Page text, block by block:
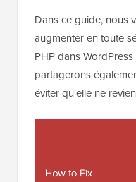
Dans ce guide, nous
augmenter en toute
PHP dans
partagerons
éviter qu'elle ne